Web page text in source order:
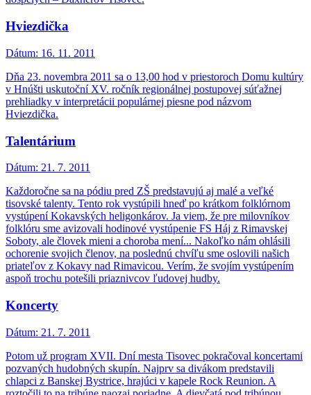
Hviezdička
Dátum: 16. 11. 2011
Dňa 23. novembra 2011 sa o 13,00 hod v priestoroch Domu kultúry
v Hnúšti uskutoční XV. ročník regionálnej postupovej súťažnej
prehliadky v interpretácii populárnej piesne pod názvom
Hviezdička.
Talentárium
Dátum: 21. 7. 2011
Každoročne sa na pódiu pred ZŠ predstavujú aj malé a veľké
tisovské talenty. Tento rok vystúpili hneď po krátkom folklórnom
vystúpení Kokavských heligonkárov. Ja viem, že pre milovníkov
folklóru sme avizovali hodinové vystúpenie FS Háj z Rimavskej
Soboty, ale človek mieni a choroba mení... Nakoľko nám ohlásili
ochorenie svojich členov, na poslednú chvíľu sme oslovili našich
priateľov z Kokavy nad Rimavicou. Verím, že svojím vystúpením
aspoň trochu potešili priaznivcov ľudovej hudby.
Koncerty
Dátum: 21. 7. 2011
Potom už program XVII. Dní mesta Tisovec pokračoval koncertami
pozvaných hudobných skupín. Najprv sa divákom predstavili
chlapci z Banskej Bystrice, hrajúci v kapele Rock Reunion. A